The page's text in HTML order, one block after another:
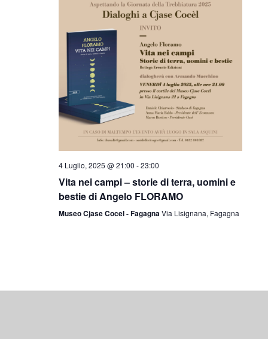
4 Luglio, 2025 @ 21:00 -23:00
Vita nei campi – storie di terra, uomini e
bestie di Angelo FLORAMO
Museo Cjase Cocel - FagagnaVia Lisignana, Fagagna